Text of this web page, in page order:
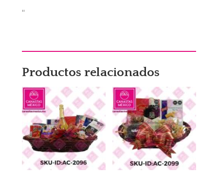
“
Productos relacionados